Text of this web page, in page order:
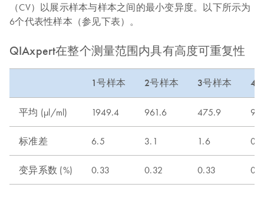
（CV）以展示样本与样本之间的最小变异度。以下所示为
6个代表性样本（参见下表）。
QIAxpert在整个测量范围内具有高度可重复性
1号样本 2号样本 3号样本 4
平均 (µl/ml) 1949.4 961.6 475.9
标准差 6.5 3.1 1.6 0.2
变异系数 (%) 0.33 0.32 0.33